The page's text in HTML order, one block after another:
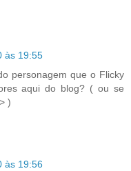
às 19:55
personagem que o Flicky
aqui do blog? ( ou se
)
às 19:56